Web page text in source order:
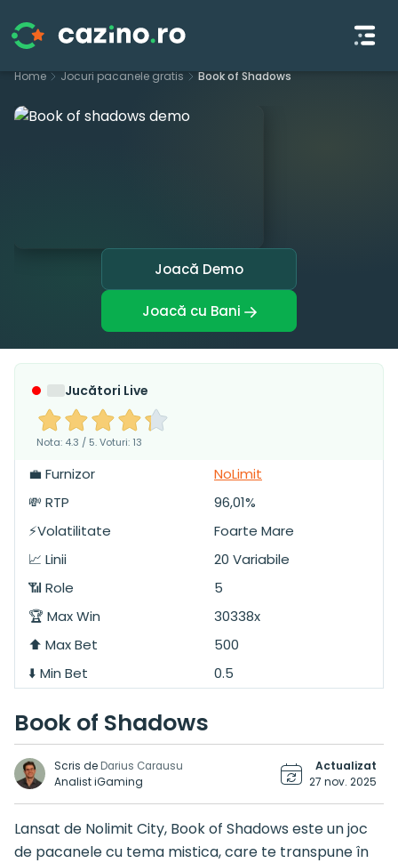
Home Jocuri pacanele gratis Book of Shadows
Joacă Demo
Joacă cu Bani
Book of Shadows
Scris deDarius Carausu
Analist iGaming
Actualizat
27 nov. 2025
Lansat de Nolimit City, Book of Shadows este un joc
de pacanele cu tema mistica, care te transpune în
Jucători Live
Nota: 4.3 / 5. Voturi: 13
💼 Furnizor
NoLimit
💸 RTP
96,01%
⚡Volatilitate
Foarte Mare
📈 Linii
20 Variabile
📶 Role
5
🏆 Max Win
30338x
⬆️ Max Bet
500
⬇️ Min Bet
0.5